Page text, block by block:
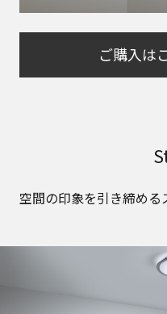
ご購入は
空間の印象を引き締める